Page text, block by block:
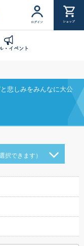
ログイン ショップ
・イベント
悲しみをみんなに大公
択できます）